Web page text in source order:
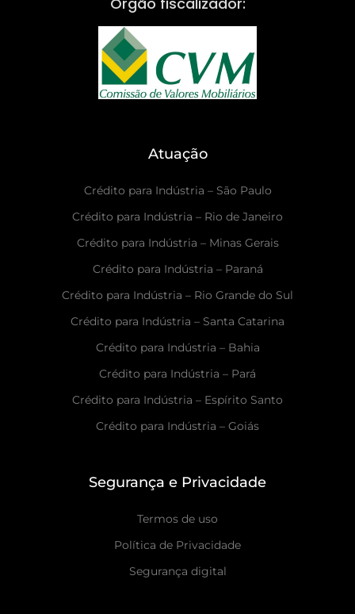
Atuação
Crédito para Indústria – São Paulo
Crédito para Indústria – Rio de Janeiro
Crédito para Indústria – Minas Gerais
Crédito para Indústria – Paraná
Crédito para Indústria – Rio Grande do Sul
Crédito para Indústria – Santa Catarina
Crédito para Indústria – Bahia
Crédito para Indústria – Pará
Crédito para Indústria – Espírito Santo
Crédito para Indústria – Goiás
Segurança e Privacidade
Termos de uso
Política de Privacidade
Segurança digital